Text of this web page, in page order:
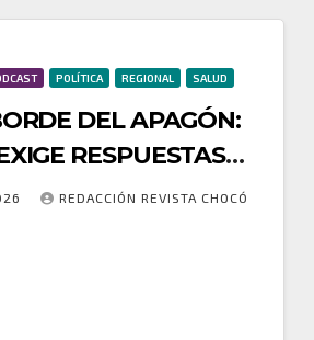
POLÍTICA REGIONAL SALUD
DEL APAGÓN:
RESPUESTAS
GOBIERNO
REDACCIÓN REVISTA CHOCÓ